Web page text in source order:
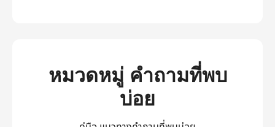
หมวดหมู่ คำถามที่พบ
บ่อย